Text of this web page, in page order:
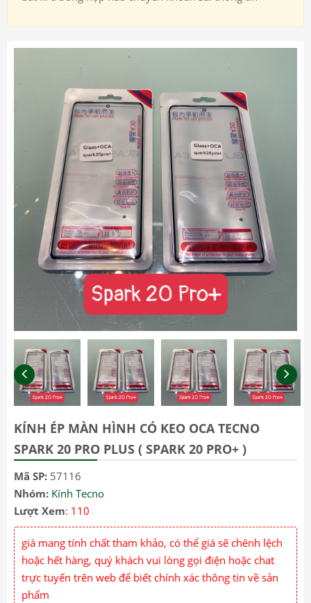
KÍNH ÉP MÀN HÌNH CÓ KEO OCA TECNO
SPARK 20 PRO PLUS ( SPARK 20 PRO+ )
Mã SP: 57116
Nhóm: Kính Tecno
Lượt Xem: 110
giá mang tính chất tham khảo, có thể giá sẽ chênh lệch
hoặc hết hàng, quý khách vui lòng gọi điện hoặc chat
trực tuyến trên web để biết chính xác thông tin về sản
phẩm